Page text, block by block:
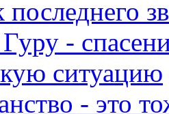
последнего
-
ситуацию
- это